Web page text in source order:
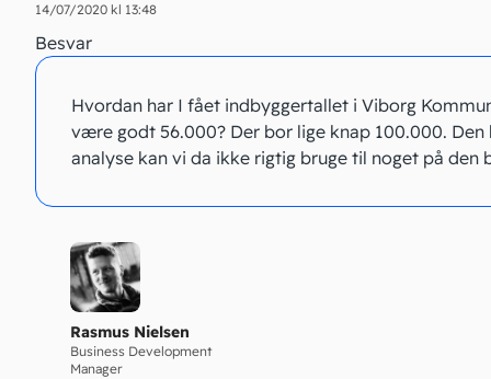
14/07/2020 kl 13:48
Besvar
Hvordan har I fået indbyggertallet i Viborg
være godt 56.000? Der bor lige knap 100.000. Den
analyse kan vi da ikke rigtig bruge til noget på den
Rasmus Nielsen
Business Development
Manager